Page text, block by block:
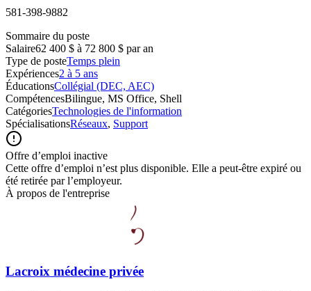
581-398-9882
Sommaire du poste
Salaire62 400 $ à 72 800 $ par an
Type de posteTemps plein
Expériences2 à 5 ans
ÉducationsCollégial (DEC, AEC)
CompétencesBilingue, MS Office, Shell
CatégoriesTechnologies de l'information
SpécialisationsRéseaux, Support
Offre d’emploi inactive
Cette offre d’emploi n’est plus disponible. Elle a peut-être expiré ou
été retirée par l’employeur.
À propos de l'entreprise
Lacroix médecine privée